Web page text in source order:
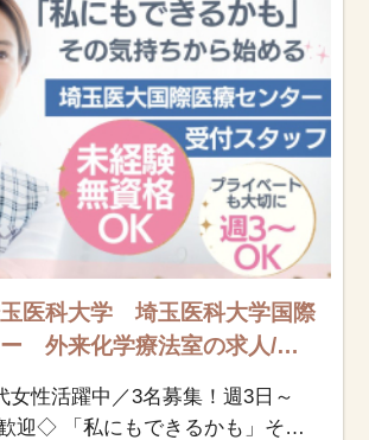
医科大学 埼玉医科大学国際
外来化学療法室の求人/日
女性活躍中／3名募集！週3日～
迎◇ 「私にもできるかも」その